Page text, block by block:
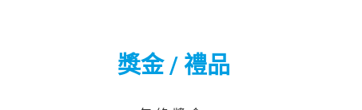
獎金 / 禮品